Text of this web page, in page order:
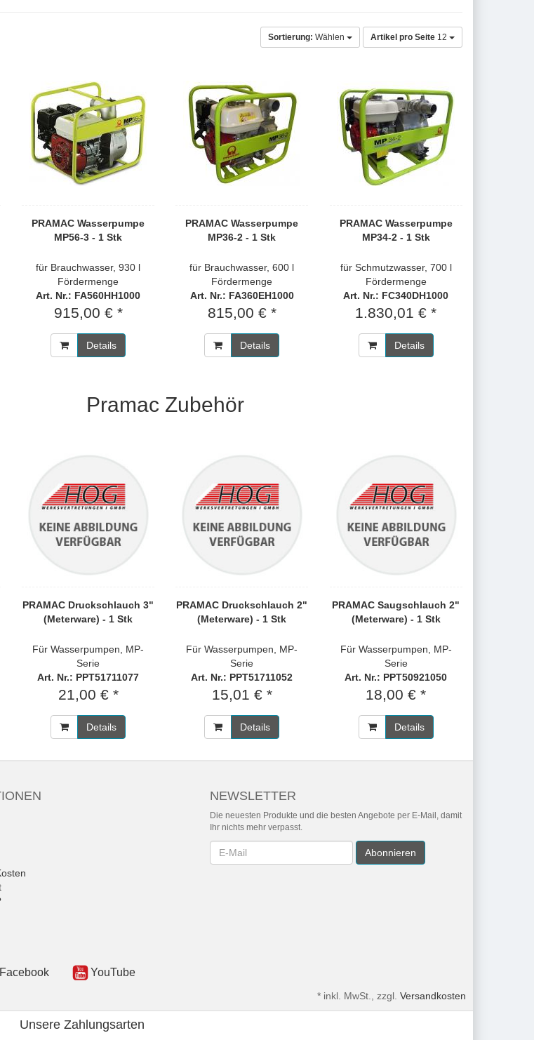
Sortierung: Wählen Artikel pro Seite 12
PRAMAC Wasserpumpe
MP56-3 - 1 Stk
für Brauchwasser, 930 l
Fördermenge
Art. Nr.: FA560HH1000
915,00 € *
Details
PRAMAC Wasserpumpe
MP36-2 - 1 Stk
für Brauchwasser, 600 l
Fördermenge
Art. Nr.: FA360EH1000
815,00 € *
Details
PRAMAC Wasserpumpe
MP34-2 - 1 Stk
für Schmutzwasser, 700 l
Fördermenge
Art. Nr.: FC340DH1000
1.830,01 € *
Details
Pramac Zubehör
PRAMAC Druckschlauch 3"
(Meterware) - 1 Stk
Für Wasserpumpen, MP-
Serie
Art. Nr.: PPT51711077
21,00 € *
Details
PRAMAC Druckschlauch 2"
(Meterware) - 1 Stk
Für Wasserpumpen, MP-
Serie
Art. Nr.: PPT51711052
15,01 € *
Details
PRAMAC Saugschlauch 2"
(Meterware) - 1 Stk
Für Wasserpumpen, MP-
Serie
Art. Nr.: PPT50921050
18,00 € *
Details
NEWSLETTER
Die neuesten Produkte und die besten Angebote per E-Mail, damit
Ihr nichts mehr verpasst.
Newsletter Abonnieren
Facebook YouTube
* inkl. MwSt., zzgl. Versandkosten
Unsere Zahlungsarten